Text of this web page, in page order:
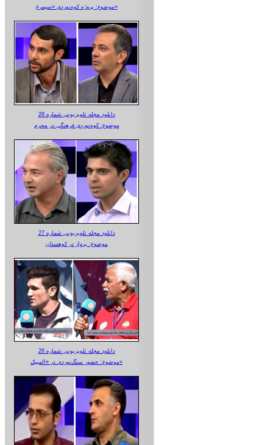
موضوع: پروژه کوه‌نوردی «سیمرغ»
دانلود مجله تلویزیونی شماره 28
موضوع: کوه‌نوردی فرهنگی در محرم
دانلود مجله تلویزیونی شماره 27
موضوع: پرواز در کوهستان
دانلود مجله تلویزیونی شماره 26
موضوع: حضور سنگ‌نوردی در «المپیک»